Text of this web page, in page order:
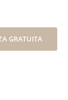
GRATUITA